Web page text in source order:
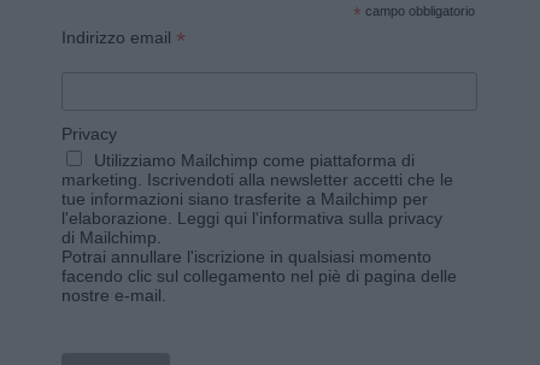
* campo obbligatorio
Indirizzo email *
Privacy
Utilizziamo Mailchimp come piattaforma di
marketing. Iscrivendoti alla newsletter accetti che le
tue informazioni siano trasferite a Mailchimp per
l'elaborazione. Leggi qui l'informativa sulla privacy
di Mailchimp
Potrai annullare l'iscrizione in qualsiasi momento
facendo clic sul collegamento nel piè di pagina delle
nostre e-mail.